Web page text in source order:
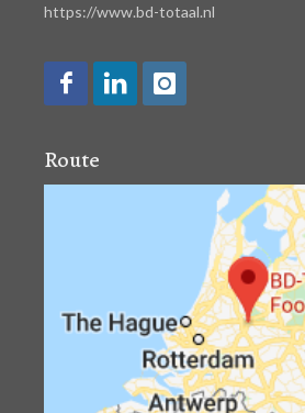
https://www.bd-totaal.nl
Route